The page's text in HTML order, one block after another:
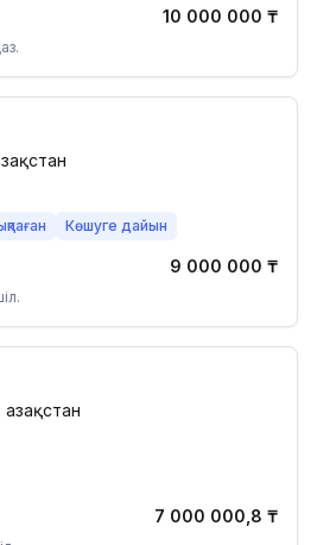
10 000 000 ₸
Көшуге дайын
9 000 000 ₸
7 000 000,8 ₸